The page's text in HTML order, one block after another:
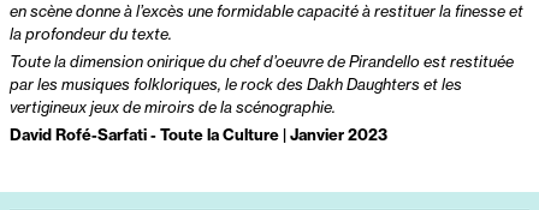
en scène donne à l’excès une formidable capacité à restituer la finesse et
la profondeur du texte.
Toute la dimension onirique du chef d’oeuvre de Pirandello est restituée
par les musiques folkloriques, le rock des Dakh Daughters et les
vertigineux jeux de miroirs de la scénographie.
David Rofé-Sarfati - Toute la Culture | Janvier 2023